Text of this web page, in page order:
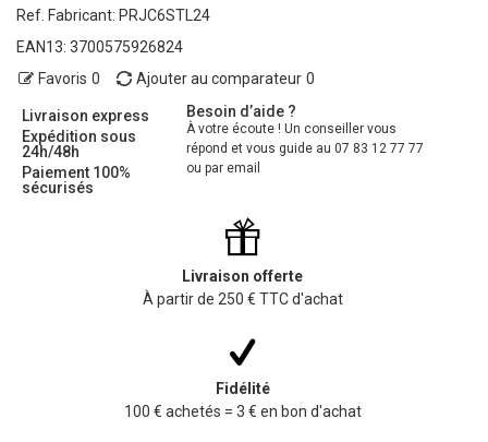
Ref. Fabricant: PRJC6STL24
EAN13: 3700575926824
Favoris 0 Ajouter au comparateur 0
Livraison express
Expédition sous
24h/48h
Paiement 100%
sécurisés
Besoin d’aide ?
À votre écoute ! Un conseiller vous
répond et vous guide au 07 83 12 77 77
ou par email
Livraison offerte
À partir de 250 € TTC d'achat
Fidélité
100 € achetés = 3 € en bon d'achat